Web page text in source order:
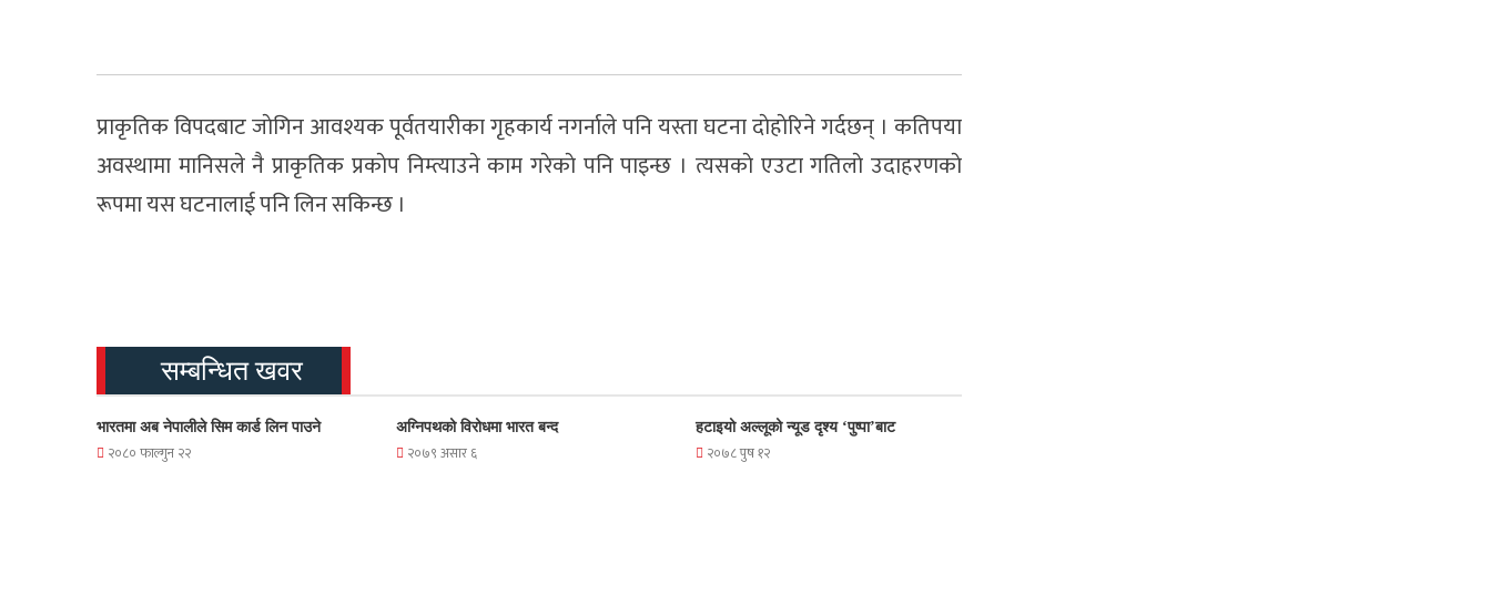
प्राकृतिक विपदबाट जाेगिन आवश्यक पूर्वतयारीका गृहकार्य नगर्नाले पनि यस्ता घटना दाेहाेरिने गर्दछन् । कतिपया
अवस्थामा मानिसले नै प्राकृतिक प्रकाेप निम्त्याउने काम गरेकाे पनि पाइन्छ । त्यसकाे एउटा गतिलाे उदाहरणकाे
रूपमा यस घटनालाई पनि लिन सकिन्छ ।
सम्बन्धित खवर
भारतमा अब नेपालीले सिम कार्ड लिन पाउने
२०८० फाल्गुन २२
अग्निपथको विरोधमा भारत बन्द
२०७९ असार ६
हटाइयो अल्लूको न्यूड दृश्य ‘पुष्पा’बाट
२०७८ पुष १२